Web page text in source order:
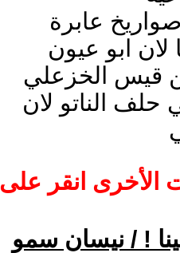
عابرة
لان ابو عيون
قيس الخزعلي
الناتو لان
الأخرى انقر على
! / نيسان سمو